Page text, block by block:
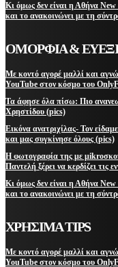
Κι όμως δεν είναι η Αθήνα
και το ανακοινώνει με τη
ΟΜΟΡΦΙΑ &
Με κοντό αγορέ μαλλί και
YouTube στον κόσμο του
Τα άφησε όλα πίσω: Πιο
Χρηστίδου (pics)
Εικόνα ανατριχίλας- Τον
και μας συγκίνησε όλους (pics)
Η φωτογραφία της με
Παντελή ξέρει να κερδίζει τις
Κι όμως δεν είναι η Αθήνα
και το ανακοινώνει με τη
ΧΡΗΣΙΜΑ TIPS
Με κοντό αγορέ μαλλί και
YouTube στον κόσμο του